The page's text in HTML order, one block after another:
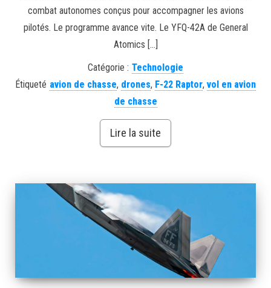
combat autonomes conçus pour accompagner les avions
pilotés. Le programme avance vite. Le YFQ-42A de General
Atomics […]
Catégorie : Technologie
Étiqueté avion de chasse, drones, F-22 Raptor, vol en avion
de chasse
Lire la suite